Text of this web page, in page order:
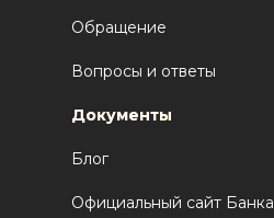
Обращение
Вопросы и ответы
Документы
Блог
Официальный сайт Банка